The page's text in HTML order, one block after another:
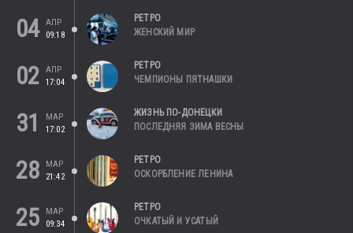
04 АПР
09:18
РЕТРО
ЖЕНСКИЙ МИР
02
АПР
17:04
РЕТРО
ЧЕМПИОНЫ ПЯТНАШКИ
31
МАР
17:02
ЖИЗНЬ ПО-ДОНЕЦКИ
ПОСЛЕДНЯЯ ЗИМА ВЕСНЫ
28
МАР
21:42
РЕТРО
ОСКОРБЛЕНИЕ ЛЕНИНА
25
МАР
09:34
РЕТРО
ОЧКАТЫЙ И УСАТЫЙ